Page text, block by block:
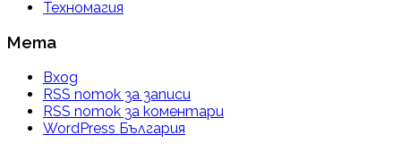
Техномагия
Мета
Вход
RSS поток за записи
RSS поток за коментари
WordPress България